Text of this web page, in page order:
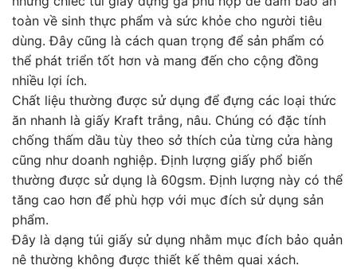
toàn về sinh thực phẩm và sức khỏe cho người tiêu
dùng. Đây cũng là cách quan trọng để sản phẩm có
thể phát triển tốt hơn và mang đến cho cộng đồng
nhiều lợi ích.
Chất liệu thường được sử dụng để đựng các loại thức
ăn nhanh là giấy Kraft trắng, nâu. Chúng có đặc tính
chống thấm dầu tùy theo sở thích của từng cửa hàng
cũng như doanh nghiệp. Định lượng giấy phổ biến
thường được sử dụng là 60gsm. Định lượng này có thể
tăng cao hơn để phù hợp với mục đích sử dụng sản
phẩm.
Đây là dạng túi giấy sử dụng nhằm mục đích bảo quản
nê thường không được thiết kế thêm quai xách.